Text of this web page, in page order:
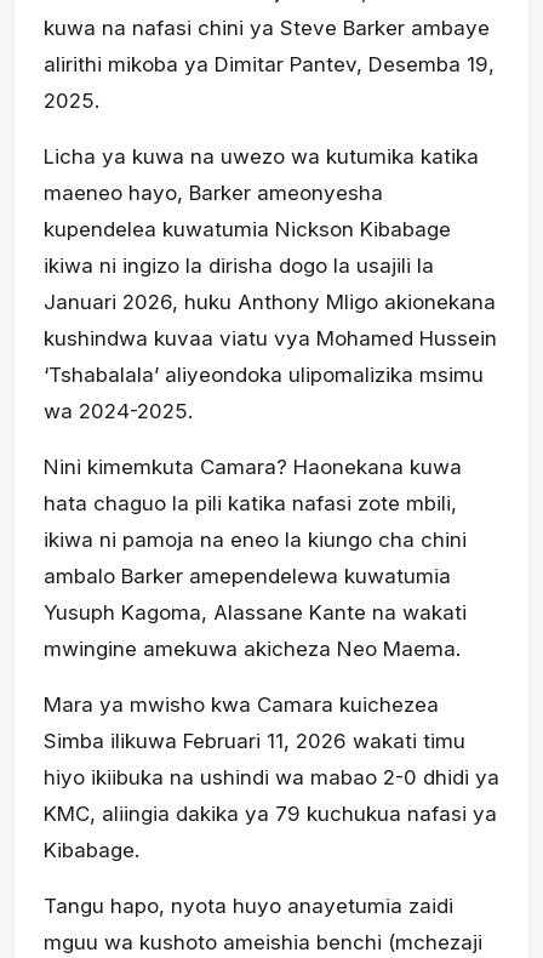
kuwa na nafasi chini ya Steve Barker ambaye
alirithi mikoba ya Dimitar Pantev, Desemba 19,
2025.
Licha ya kuwa na uwezo wa kutumika katika
maeneo hayo, Barker ameonyesha
kupendelea kuwatumia Nickson Kibabage
ikiwa ni ingizo la dirisha dogo la usajili la
Januari 2026, huku Anthony Mligo akionekana
kushindwa kuvaa viatu vya Mohamed Hussein
‘Tshabalala’ aliyeondoka ulipomalizika msimu
wa 2024-2025.
Nini kimemkuta Camara? Haonekana kuwa
hata chaguo la pili katika nafasi zote mbili,
ikiwa ni pamoja na eneo la kiungo cha chini
ambalo Barker amependelewa kuwatumia
Yusuph Kagoma, Alassane Kante na wakati
mwingine amekuwa akicheza Neo Maema.
Mara ya mwisho kwa Camara kuichezea
Simba ilikuwa Februari 11, 2026 wakati timu
hiyo ikiibuka na ushindi wa mabao 2-0 dhidi ya
KMC, aliingia dakika ya 79 kuchukua nafasi ya
Kibabage.
Tangu hapo, nyota huyo anayetumia zaidi
mguu wa kushoto ameishia benchi (mchezaji